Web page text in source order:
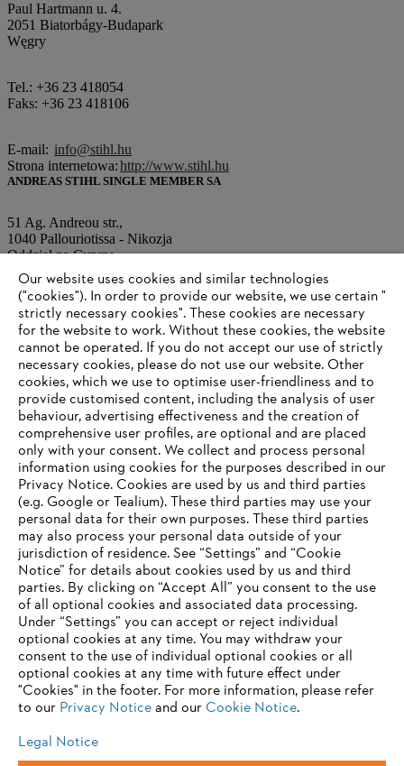
Paul Hartmann u. 4.
2051 Biatorbágy-Budapark
Węgry
Tel.: +36 23 418054
Faks: +36 23 418106
E-mail: info@stihl.hu
Strona internetowa:http://www.stihl.hu
ANDREAS STIHL SINGLE MEMBER SA
51 Ag. Andreou str.,
1040 Pallouriotissa - Nikozja
Oddział na Cyprze
Tel.: +0035 7 22343481
Faks: +0035 7 22343487
E-mail:info@stihl.com.cy
Strona internetowa:http://www.stihl.com.cy
Information for suppliers
Products
Contact
Career
Whistleblower system
Our website uses cookies and similar technologies
("cookies"). In order to provide our website, we use certain "
strictly necessary cookies". These cookies are necessary
for the website to work. Without these cookies, the website
‎cannot be operated.‎ If you do not accept our use of strictly
necessary cookies, please do not use our website. ‎Other
cookies, which we use to optimise user-friendliness and to
provide customised content, including the analysis of user
behaviour, advertising effectiveness and the creation of
comprehensive user profiles, are optional and are placed
only with your consent. We collect and process personal
information using cookies for the purposes described in our
Privacy Notice. Cookies are used by us and third parties
(e.g. Google or Tealium). These third parties may use your
personal data for their own purposes. These third parties
may also process your personal data outside of your
jurisdiction of residence. See “Settings” and “Cookie
Notice” for details about cookies used by us and third
parties. By clicking on “Accept All” you consent to the use
of all optional cookies and associated data processing.
Under “Settings” you can accept or reject individual
optional cookies at any time. You may withdraw your
consent to the use of individual optional cookies or all
optional cookies at any time with future effect under
"Cookies" in the footer. For more information, please refer
to our Privacy Noticeand our Cookie Notice.
Legal Notice